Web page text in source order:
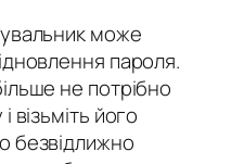
може
пароля.
не потрібно
візьміть його
безвідлижно